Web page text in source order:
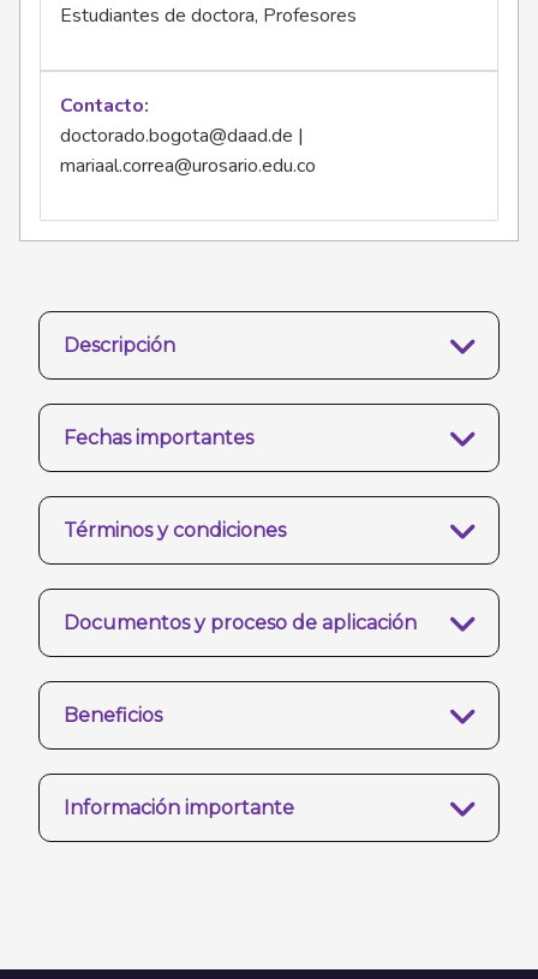
Estudiantes de doctora, Profesores
Contacto
doctorado.bogota@daad.de |
mariaal.correa@urosario.edu.co
Descripción
Fechas importantes
Términos y condiciones
Documentos y proceso de aplicación
Beneficios
Información importante